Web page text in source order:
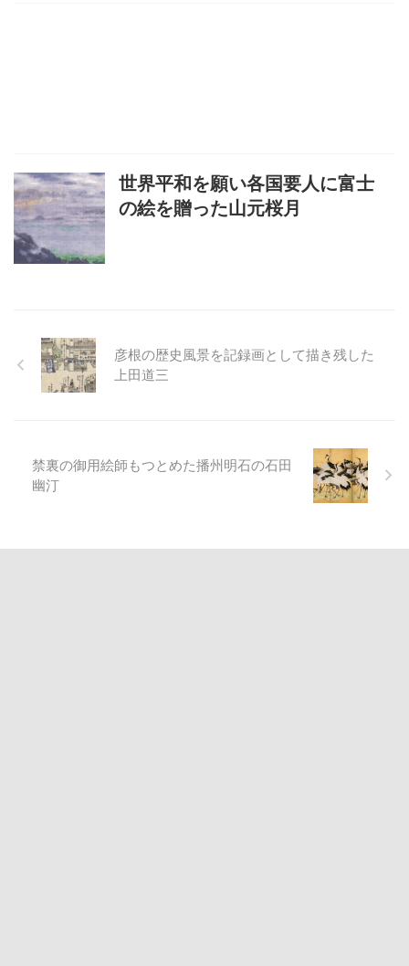
世界平和を願い各国要人に富士
の絵を贈った山元桜月
彦根の歴史風景を記録画として描き残した
上田道三
禁裏の御用絵師もつとめた播州明石の石田
幽汀